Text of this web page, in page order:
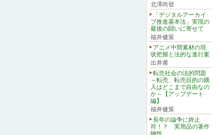
北澤尚登
「デジタルアーカイ
ブ推進基本法」実現の
最後の闘いに寄せて
福井健策
アニメ中間素材の現
状把握と法的な進行案
出井甫
転売社会の法的問題
～転売、転売目的の購
入はどこまで自由なの
か～【アップデート
編】
福井健策
長年の論争に終止
符！？ 実用品の著作
物性